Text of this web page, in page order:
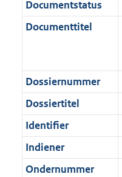
f
a
a
t
n
m
a
a
i
r
m
a
t
b
e
o
r
m
a
t
K
b
Documentstatus
Documenttitel
Dossiernummer
Dossiertitel
Identifier
Indiener
Ondernummer